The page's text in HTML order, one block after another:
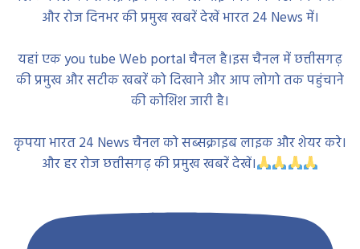
की प्रमुख और सटीक खबरें को दिखाने और आप लोगो तक पहुंचाने
की कोशिश जारी है।
कृपया भारत 24 News चैनल को सब्सक्राइब लाइक और शेयर करे।
और हर रोज छत्तीसगढ़ की प्रमुख खबरें देखें।